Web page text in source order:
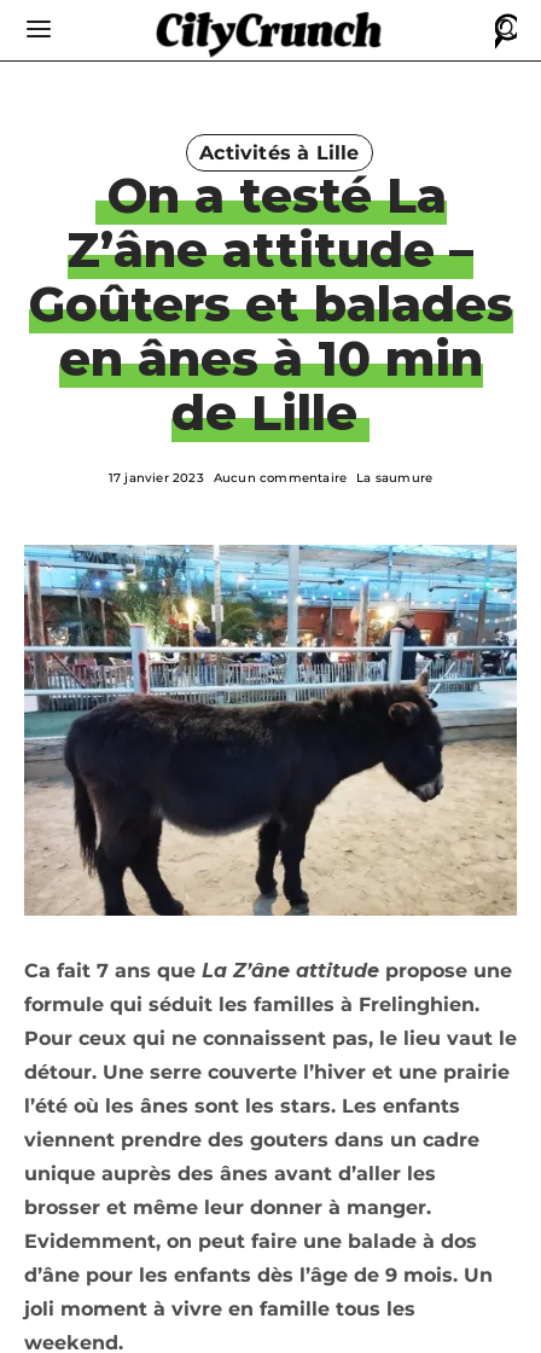
Activités à Lille
On a testé La
Z’âne attitude –
Goûters et balades
en ânes à 10 min
de Lille
17 janvier 2023 Aucun commentaire La saumure
Ca fait 7 ans que La Z’âne attitude propose une
formule qui séduit les familles à Frelinghien.
Pour ceux qui ne connaissent pas, le lieu vaut le
détour. Une serre couverte l’hiver et une prairie
l’été où les ânes sont les stars. Les enfants
viennent prendre des gouters dans un cadre
unique auprès des ânes avant d’aller les
brosser et même leur donner à manger.
Evidemment, on peut faire une balade à dos
d’âne pour les enfants dès l’âge de 9 mois. Un
joli moment à vivre en famille tous les
weekend.